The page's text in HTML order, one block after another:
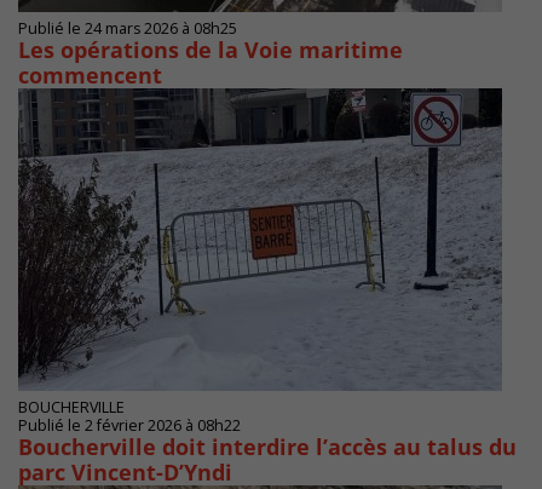
Publié le 24 mars 2026 à 08h25
Les opérations de la Voie maritime
commencent
BOUCHERVILLE
Publié le 2 février 2026 à 08h22
Boucherville doit interdire l’accès au talus du
parc Vincent-D’Yndi